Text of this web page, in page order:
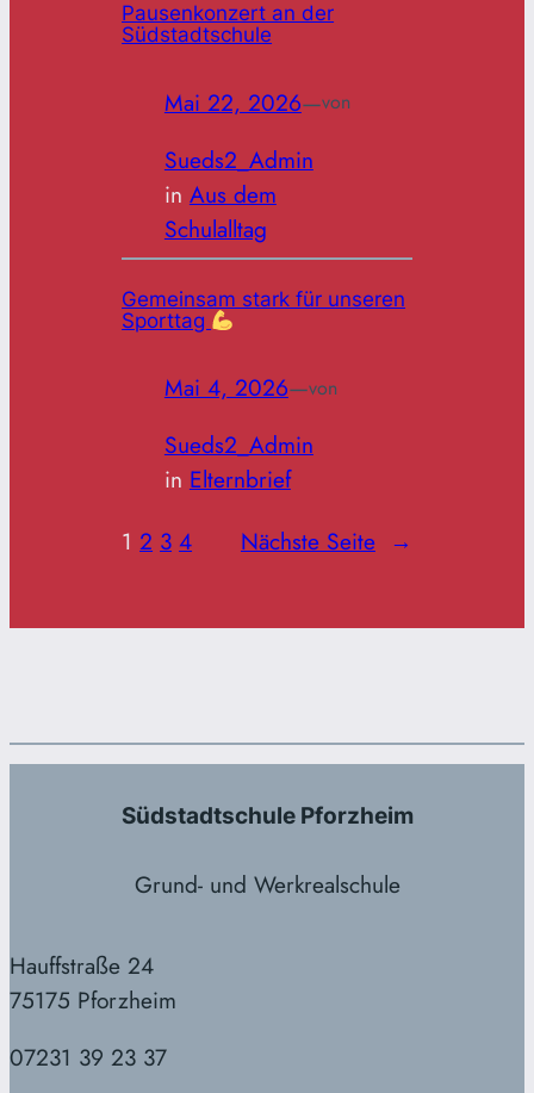
Pausenkonzert an der
Südstadtschule
Mai 22, 2026—von
Sueds2_Admin
in Aus dem
Schulalltag
Gemeinsam stark für unseren
Sporttag
Mai 4, 2026—von
Sueds2_Admin
in Elternbrief
1 2 3 4 Nächste Seite →
Südstadtschule Pforzheim
Grund- und Werkrealschule
Hauffstraße 24
75175 Pforzheim
07231 39 23 37